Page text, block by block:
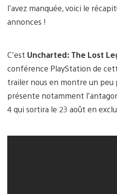
l’avez manquée, voici le
annonces !
C’est Uncharted: The Lost
conférence PlayStation de
trailer nous en montre un peu
présente notamment
4 qui sortira le 23 août en